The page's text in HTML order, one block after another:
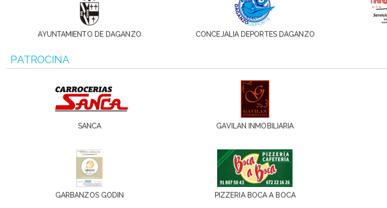
AYUNTAMIENTO DE DAGANZO CONCEJALIA DEPORTES DAGANZO
PATROCINA
SANCA GAVILAN INMOBILIARIA
GARBANZOS GODIN PIZZERIA BOCA A BOCA